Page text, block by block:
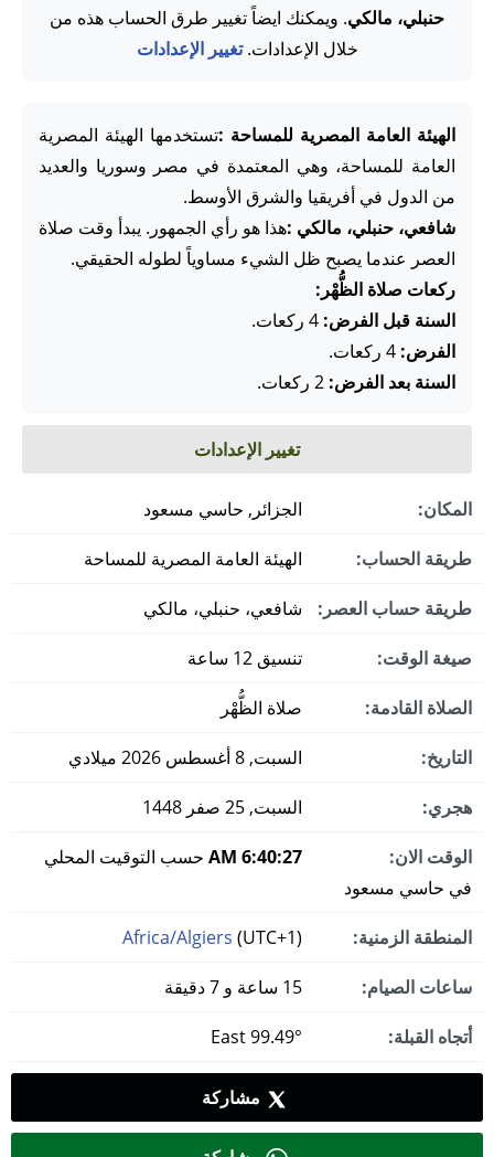
حنبلي، مالكي. ويمكنك ايضاً تغيير طرق الحساب هذه من
خلال الإعدادات.تغيير الإعدادات
الهيئة العامة المصرية للمساحة :تستخدمها الهيئة المصرية
العامة للمساحة، وهي المعتمدة في مصر وسوريا والعديد
من الدول في أفريقيا والشرق الأوسط.
شافعي، حنبلي، مالكي :هذا هو رأي الجمهور. يبدأ وقت صلاة
العصر عندما يصبح ظل الشيء مساوياً لطوله الحقيقي.
ركعات صلاة الظُّهْر:
السنة قبل الفرض:
الفرض:
السنة بعد الفرض:
تغيير الإعدادات
المكان: الجزائر, حاسي مسعود
طريقة الحساب: الهيئة العامة المصرية للمساحة
طريقة حساب العصر: شافعي، حنبلي، مالكي
صيغة الوقت: تنسيق 12 ساعة
الصلاة القادمة: صلاة الظُّهْر
التاريخ: السبت, 8 أغسطس 2026 ميلادي
هجري: السبت, 25 صفر 1448
الوقت الان: 6:40:28 AM
حسب التوقيت المحلي
في حاسي مسعود
المنطقة الزمنية: Africa/Algiers (UTC+1)
ساعات الصيام:
أتجاه القبلة:
مشاركة